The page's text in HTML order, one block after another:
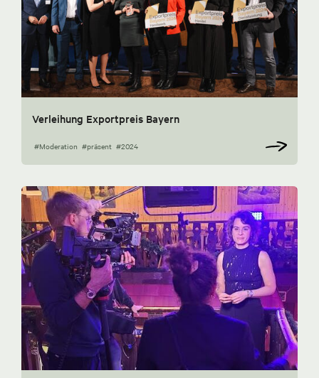
Verleihung Exportpreis Bayern
#Moderation #präsent #2024